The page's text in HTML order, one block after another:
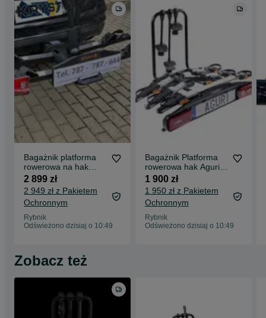
Bagażnik platforma
rowerowa na hak
SPINDER TX2 LED E-
bike 2-3 rowery
2 899 zł
2 949 zł z Pakietem
Ochronnym
Rybnik
Odświeżono dzisiaj o 10:49
Bagażnik Platforma
rowerowa hak Aguri
ACTIVE BIKE PRO 3
Rowery Silver
1 900 zł
1 950 zł z Pakietem
Ochronnym
Rybnik
Odświeżono dzisiaj o 10:49
Zobacz też